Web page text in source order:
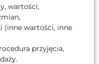
wartości,
(inne wartości, inne
przyjęcia,